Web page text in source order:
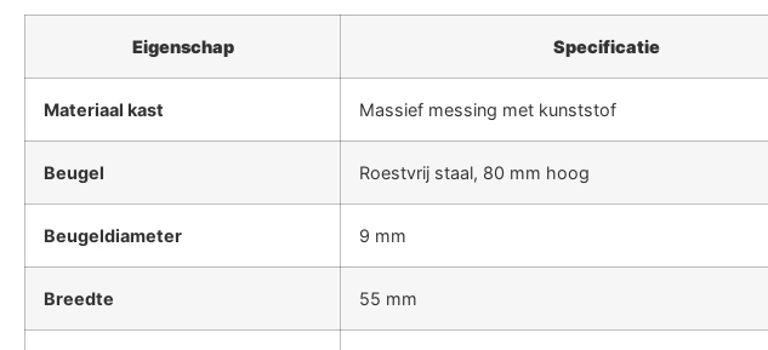
Eigenschap Specificatie
Materiaal kast Massief messing met kunststof
Beugel Roestvrij staal, 80 mm hoog
Beugeldiameter 9 mm
Breedte 55 mm